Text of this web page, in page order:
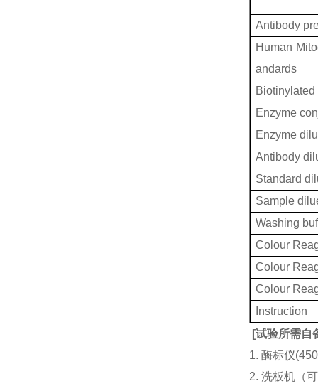
Antibody
Human
andards
Enzyme
Enzyme
Antibody
Standard
Sample
Washing
Colour
Colour
Colour
Instruction
[试验所需自
1. 酶标仪
2. 洗板机（